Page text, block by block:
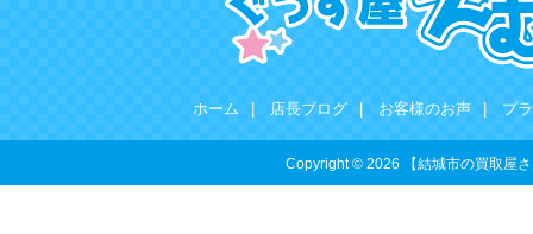
ホーム 店長ブログ お客様のお声 プ
Copyright © 2026 【結城市の買取屋